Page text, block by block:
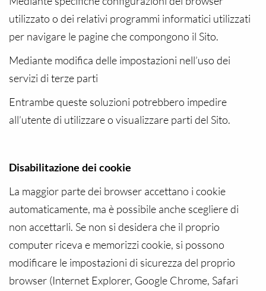
utilizzato o dei relativi programmi informatici utilizzati
per navigare le pagine che compongono il Sito.
Mediante modifica delle impostazioni nell’uso dei
servizi di terze parti
Entrambe queste soluzioni potrebbero impedire
all’utente di utilizzare o visualizzare parti del Sito.
Disabilitazione dei cookie
La maggior parte dei browser accettano i cookie
automaticamente, ma è possibile anche scegliere di
non accettarli. Se non si desidera che il proprio
computer riceva e memorizzi cookie, si possono
modificare le impostazioni di sicurezza del proprio
browser (Internet Explorer, Google Chrome, Safari